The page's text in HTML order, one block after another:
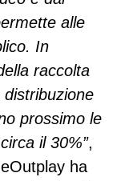
alle
In
raccolta
prossimo le
il 30%”,
ha